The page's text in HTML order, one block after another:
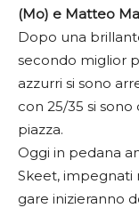
(Mo) e Matteo
Dopo una
secondo miglior
azzurri si sono
con 25/35 si
piazza.
Oggi in pedana
Skeet, impegnati
gare inizieranno